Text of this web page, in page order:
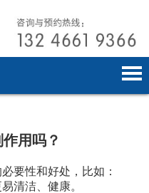
用吗？
要性和好处，比如：
清洁、健康。